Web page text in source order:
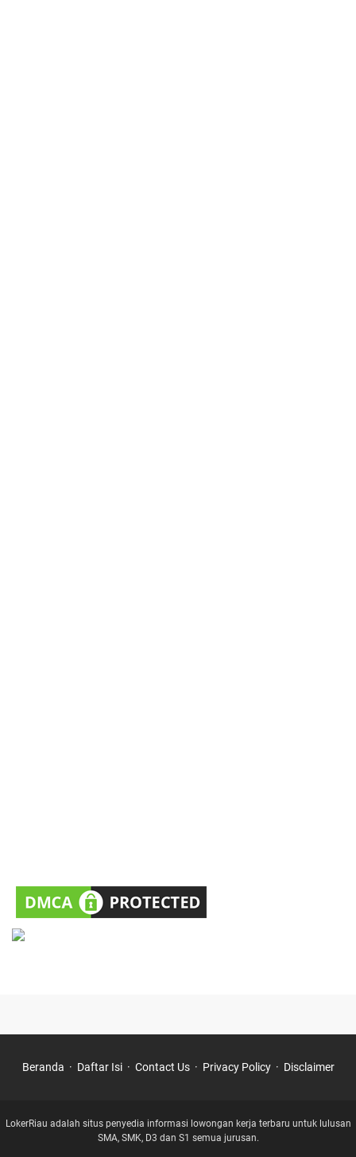
Beranda Daftar Isi Contact Us Privacy Policy Disclaimer
LokerRiau adalah situs penyedia informasi lowongan kerja terbaru untuk lulusan
SMA, SMK, D3 dan S1 semua jurusan.